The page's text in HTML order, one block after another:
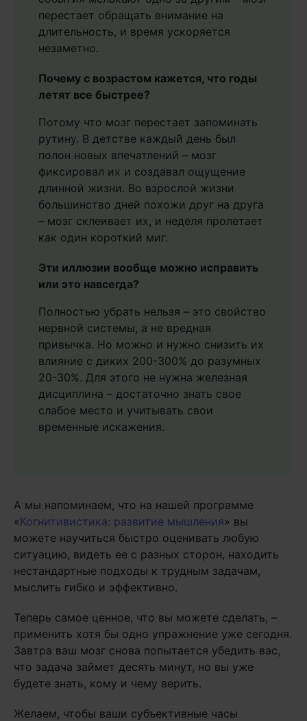
перестает обращать внимание на
длительность, и время ускоряется
незаметно.
Почему с возрастом кажется, что годы
летят все быстрее?
Потому что мозг перестает запоминать
рутину. В детстве каждый день был
полон новых впечатлений – мозг
фиксировал их и создавал ощущение
длинной жизни. Во взрослой жизни
большинство дней похожи друг на друга
– мозг склеивает их, и неделя пролетает
как один короткий миг.
Эти иллюзии вообще можно исправить
или это навсегда?
Полностью убрать нельзя – это свойство
нервной системы, а не вредная
привычка. Но можно и нужно снизить их
влияние с диких 200-300% до разумных
20-30%. Для этого не нужна железная
дисциплина – достаточно знать свое
слабое место и учитывать свои
временные искажения.
А мы напоминаем, что на нашей программе
«Когнитивистика: развитие мышления» вы
можете научиться быстро оценивать любую
ситуацию, видеть ее с разных сторон, находить
нестандартные подходы к трудным задачам,
мыслить гибко и эффективно.
Теперь самое ценное, что вы можете сделать, –
применить хотя бы одно упражнение уже сегодня.
Завтра ваш мозг снова попытается убедить вас,
что задача займет десять минут, но вы уже
будете знать, кому и чему верить.
Желаем, чтобы ваши субъективные часы